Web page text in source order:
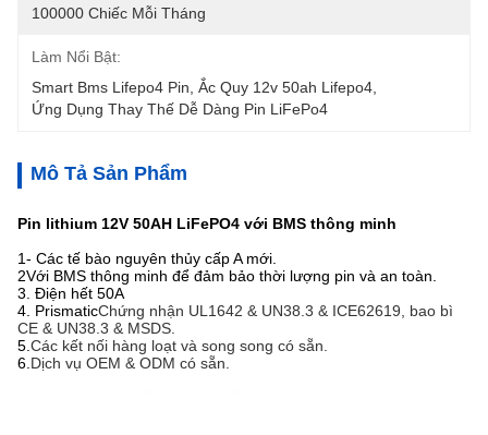
100000 Chiếc Mỗi Tháng
Làm Nổi Bật:
Smart Bms Lifepo4 Pin Ắc Quy 12v 50ah Lifepo4
Ứng Dụng Thay Thế Dễ Dàng Pin LiFePo4
Mô Tả Sản Phẩm
Pin lithium 12V 50AH LiFePO4 với BMS thông minh
1- Các tế bào nguyên thủy cấp A mới.
2Với BMS thông minh để đảm bảo thời lượng pin và an toàn.
3. Điện hết 50A
4. PrismaticChứng nhận UL1642 & UN38.3 & ICE62619, bao bì
CE & UN38.3 & MSDS.
5. Các kết nối hàng loạt và song song có sẵn.
6. Dịch vụ OEM & ODM có sẵn.